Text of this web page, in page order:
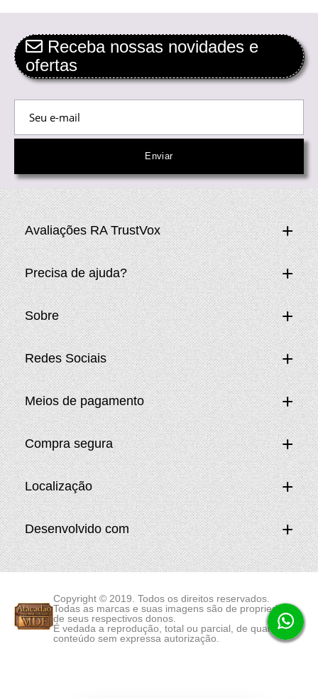
Receba nossas novidades e
ofertas
Avaliações RA TrustVox
Precisa de ajuda?
Sobre
Redes Sociais
Meios de pagamento
Compra segura
Localização
Desenvolvido com
Copyright © 2019. Todos os direitos reservados.
Todas as marcas e suas imagens são de propriedade
de seus respectivos donos.
É vedada a reprodução, total ou parcial, de qualquer
conteúdo sem expressa autorização.